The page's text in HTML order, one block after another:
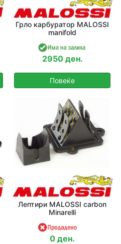
Грло карбуратор MALOSSI
manifold
2950 ден.
Повеќе
Лептири MALOSSI carbon
Minarelli
0 ден.